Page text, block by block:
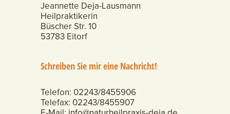
Jeannette Deja-Lausmann
Heilpraktikerin
Büscher Str. 10
53783 Eitorf
Schreiben Sie mir eine Nachricht!
Telefon: 02243/8455906
Telefax: 02243/8455907